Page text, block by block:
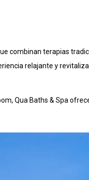
combinan terapias
relajante y
Qua Baths & Spa